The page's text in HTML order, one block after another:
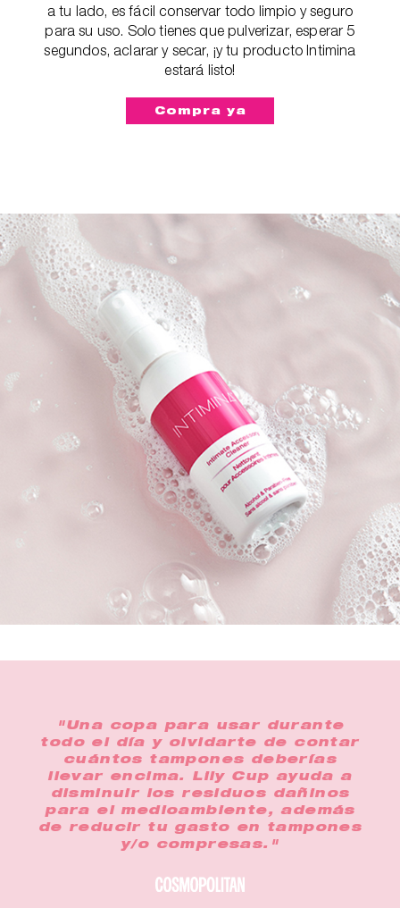
a tu lado, es fácil conservar todo limpio y seguro
para su uso. Solo tienes que pulverizar, esperar 5
segundos, aclarar y secar, ¡y tu producto Intimina
estará listo!
Compra ya
"Una copa para usar durante
todo el día y olvidarte de contar
cuántos tampones deberías
llevar encima. Lily Cup ayuda a
disminuir los residuos dañinos
para el medioambiente, además
de reducir tu gasto en tampones
y/o compresas."